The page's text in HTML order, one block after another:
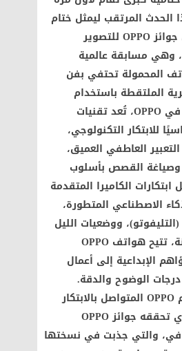
المرتقب ليمثل ختام
الموسم الثالث من جوائز OPPO للتصوير
الفوتوغرافي 2025، وهي مسابقة عالمية
المحمولة تحتفي بفن
الملتقطة باستخدام
هواتفهم الذكية. في OPPO، تُعد تقنيات
للابتكار التكنولوجي،
العاطفي العميق،
وصياغة القصص بأسلوب
الكاميرا المتقدمة
الاصطناعي المتطورة،
ووضعيات الليل
والبورتريه المحسّنة، تتيح هواتف OPPO
الإبداعية إلى أعمال
الوضوح والدقة.
ويعكس هذا التزام OPPO المتواصل بالابتكار
النجاح العالمي الذي تحققه جوائز OPPO
والتي جذبت في نسختها